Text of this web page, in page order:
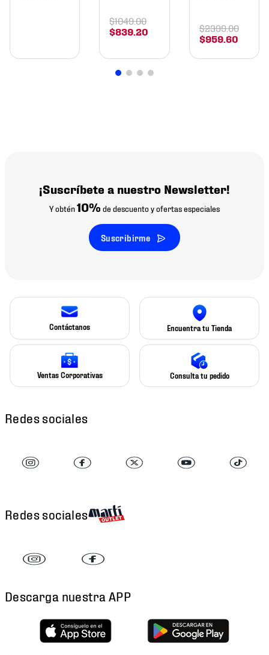
$839.20
$1049.00
$959.60
$2399.00
¡Suscríbete a nuestro Newsletter!
Y obtén10% de descuento y ofertas especiales
Suscribirme
Contáctanos Encuentra tu Tienda
Ventas Corporativas Consulta tu pedido
Redes sociales
Redes sociales
Descarga nuestra APP